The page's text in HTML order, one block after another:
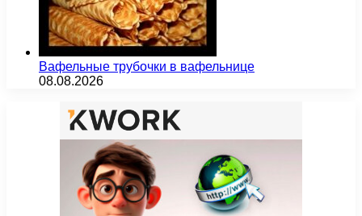
Вафельные трубочки в вафельнице
08.08.2026